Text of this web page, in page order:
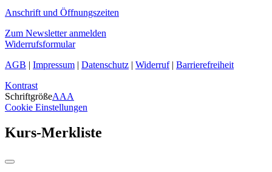
Anschrift und Öffnungszeiten
Zum Newsletter anmelden
Widerrufsformular
AGB | Impressum | Datenschutz | Widerruf| Barrierefreiheit
Kontrast
SchriftgrößeAAA
Cookie Einstellungen
Kurs-Merkliste